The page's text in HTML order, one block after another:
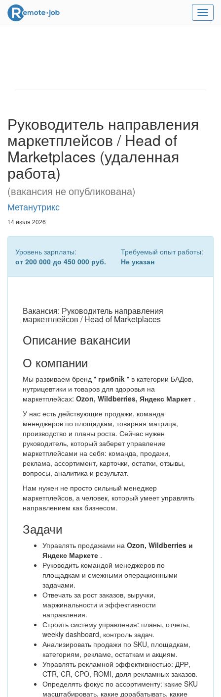
Меню
Руководитель направления
маркетплейсов / Head of
Marketplaces (удаленная
работа)
(вакансия не опубликована)
Метанутрикс
14 июля 2026
Уровень зарплаты:
от 200 000 до 450 000 руб.
Требуемый опыт работы:
Не указан
Вакансия: Руководитель направления
маркетплейсов / Head of Marketplaces
Описание вакансии
О компании
Мы развиваем бренд " грибnik " в категории БАДов,
нутрицевтики и товаров для здоровья на
маркетплейсах: Ozon, Wildberries, Яндекс Маркет .
У нас есть действующие продажи, команда
менеджеров по площадкам, товарная матрица,
производство и планы роста. Сейчас нужен
руководитель, который заберет управление
маркетплейсами на себя: команда, продажи,
реклама, ассортимент, карточки, остатки, отзывы,
вопросы, аналитика и результат.
Нам нужен не просто сильный менеджер
маркетплейсов, а человек, который умеет управлять
направлением как бизнесом.
Задачи
Управлять продажами на Ozon, Wildberries и
Яндекс Маркете .
Руководить командой менеджеров по
площадкам и смежными операционными
задачами.
Отвечать за рост заказов, выручки,
маржинальности и эффективности
направления.
Строить систему управления: планы, отчеты,
weekly dashboard, контроль задач.
Анализировать продажи по SKU, площадкам,
категориям, рекламе, остаткам и акциям.
Управлять рекламной эффективностью: ДРР,
CTR, CR, CPO, ROMI, доля рекламных заказов.
Определять фокус по ассортименту: какие SKU
масштабировать, какие дорабатывать, какие